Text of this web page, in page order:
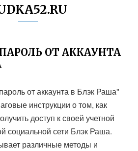
ОТ АККАУНТА
от аккаунта в Блэк Раша"
инструкции о том, как
доступ к своей учетной
социальной сети Блэк Раша.
различные методы и